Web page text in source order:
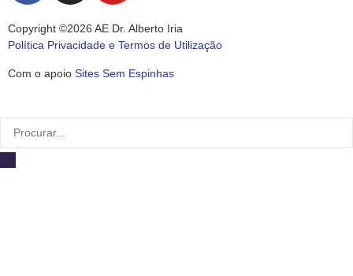
Copyright ©2026 AE Dr. Alberto Iria
Política Privacidade e Termos de Utilização
Com o apoio Sites Sem Espinhas